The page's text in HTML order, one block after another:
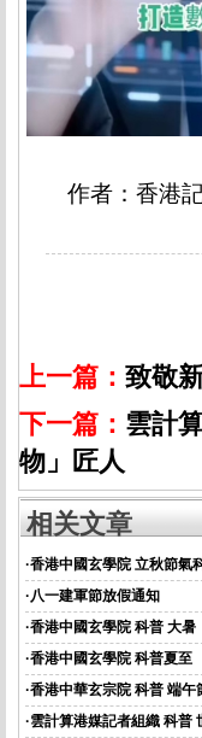
作者：香港
上一篇： 致敬
下一篇： 雲計
物」匠人
相关文章
·香港中國玄學院 立秋節氣
·八一建軍節放假通知
·香港中國玄學院 科普 大暑
·香港中國玄學院 科普夏至
·香港中華玄宗院 科普 端午
·雲計算港媒記者組織 科普